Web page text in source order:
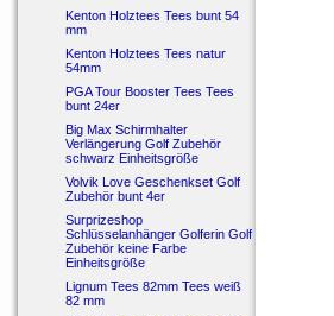
Kenton Holztees Tees bunt 54
mm
Kenton Holztees Tees natur
54mm
PGA Tour Booster Tees Tees
bunt 24er
Big Max Schirmhalter
Verlängerung Golf Zubehör
schwarz Einheitsgröße
Volvik Love Geschenkset Golf
Zubehör bunt 4er
Surprizeshop
Schlüsselanhänger Golferin Golf
Zubehör keine Farbe
Einheitsgröße
Lignum Tees 82mm Tees weiß
82 mm